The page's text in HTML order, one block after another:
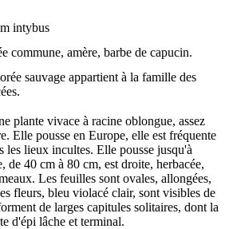
intybus
commune, amère, barbe de capucin.
sauvage appartient à la famille des
plante vivace à racine oblongue, assez
Elle pousse en Europe, elle est fréquente
les lieux incultes. Elle pousse jusqu'à
de 40 cm à 80 cm, est droite, herbacée,
Les feuilles sont ovales, allongées,
fleurs, bleu violacé clair, sont visibles de
de larges capitules solitaires, dont la
d'épi lâche et terminal.